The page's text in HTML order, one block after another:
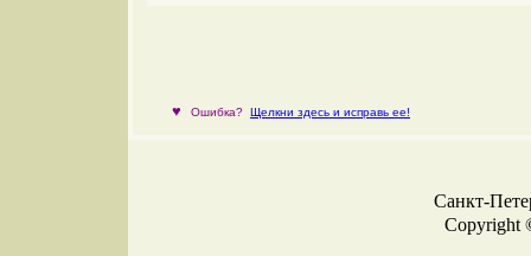
♥ Ошибка? Щелкни здесь и исправь ее!
Санкт-
Copyright